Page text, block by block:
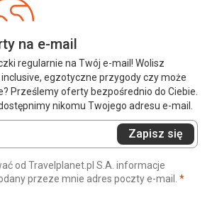
na e-mail
regularnie na Twój e-mail! Wolisz
egzotyczne przygody czy może
Prześlemy oferty bezpośrednio do Ciebie.
nikomu Twojego adresu e-mail.
Zapisz się
od Travelplanet.pl S.A. informacje
przeze mnie adres poczty e-mail. *